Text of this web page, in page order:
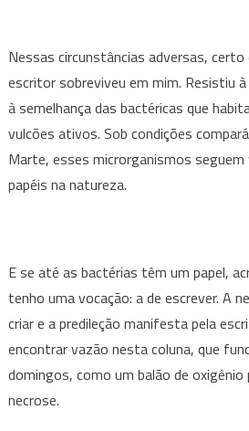
Nessas circunstâncias adversas, certo
escritor sobreviveu em mim. Resistiu
à semelhança das bactéricas que
vulcões ativos. Sob condições
Marte, esses microrganismos
papéis na natureza.
E se até as bactérias têm um papel,
tenho uma vocação: a de escrever. A
criar e a predileção manifesta pela
encontrar vazão nesta coluna, que
domingos, como um balão de oxigênio
necrose.